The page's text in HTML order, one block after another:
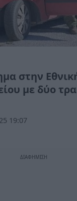
στην
με δύο
19:07